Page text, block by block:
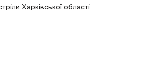
Харківської області